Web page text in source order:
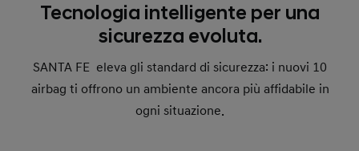
Tecnologia intelligente per una
sicurezza evoluta.
SANTA FE eleva gli standard di sicurezza: i nuovi 10
airbag ti offrono un ambiente ancora più affidabile in
ogni situazione.